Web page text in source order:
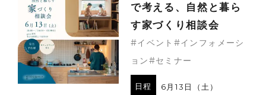
で考える、自然と暮ら
す家づくり相談会
#イベント#インフォメーシ
ョン#セミナー
日程 6月13日（土）